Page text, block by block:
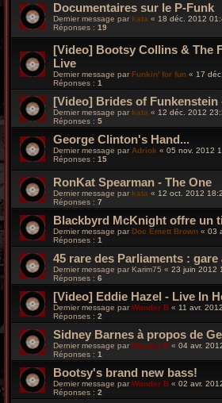
Documentaires sur le P-Funk
Dernier message par kata « 18 déc. 2012
Réponses : 19
[Video] Bootsy Collins & The
Live
Dernier message par Funkin' for fun « 17
Réponses : 1
[Video] Brides of Funkenstein
Dernier message par kata « 12 déc. 2012
Réponses : 5
George Clinton's Hand...
Dernier message parAdriok « 05 nov. 2012
Réponses : 15
RonKat Spearman - The One
Dernier message par kata « 12 oct. 2012
Réponses : 7
Blackbyrd McKnight offre un
Dernier message parDoc Emett Brown « 03
Réponses : 1
45 rare des Parliaments :
Dernier message par Karim75 « 23 juin 2012
Réponses : 6
[Video] Eddie Hazel - Live In
Dernier message parWonder B « 11 avr.
Réponses : 2
Sidney Barnes à propos de
Dernier message par Wonder B « 04 avr.
Réponses : 1
Bootsy's brand new bass!
Dernier message parWonder B « 02 avr.
Réponses : 2